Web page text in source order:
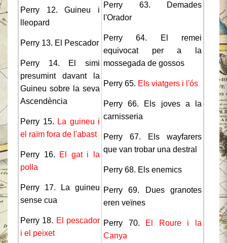
Perry 12. Guineu i
lleopard
Perry 13. El Pescador
Perry 14. El simi
presumint davant la
Guineu sobre la seva
Ascendència
Perry 15. La guineu i
el raïm fora de l'abast
Perry 16.
El gat i la
polla
Perry 17. La guineu
sense cua
Perry 18. El pescador
i el peixet
Perry 63. Demades
l'Orador
Perry 64. El remei
equivocat per a la
mossegada de gossos
Perry 65. Els viatgers i l'ós
Perry 66. Els joves a la
carnisseria
Perry 67. Els wayfarers
que van trobar una destral
Perry 68. Els enemics
Perry 69. Dues granotes
eren veïnes
Perry 70.
El Roure i la
Canya